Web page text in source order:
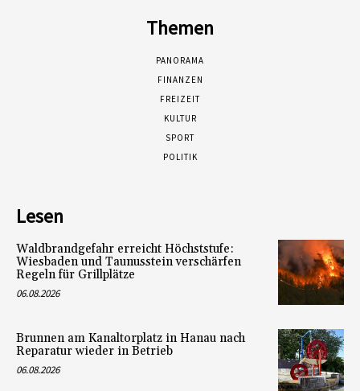
Themen
PANORAMA
FINANZEN
FREIZEIT
KULTUR
SPORT
POLITIK
Lesen
Waldbrandgefahr erreicht Höchststufe:
Wiesbaden und Taunusstein verschärfen
Regeln für Grillplätze
06.08.2026
Brunnen am Kanaltorplatz in Hanau nach
Reparatur wieder in Betrieb
06.08.2026